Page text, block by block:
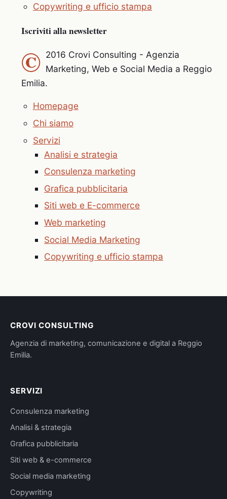
Copywriting e ufficio stampa
Iscriviti alla newsletter
© 2016 Crovi Consulting - Agenzia
Marketing, Web e Social Media a Reggio
Emilia.
Homepage
Chi siamo
Servizi
Analisi e strategia
Consulenza marketing
Grafica pubblicitaria
Siti web e E-commerce
Web marketing
Social Media Marketing
Copywriting e ufficio stampa
CROVI CONSULTING
Agenzia di marketing, comunicazione e digital a Reggio
Emilia.
SERVIZI
Consulenza marketing
Analisi & strategia
Grafica pubblicitaria
Siti web & e-commerce
Social media marketing
Copywriting